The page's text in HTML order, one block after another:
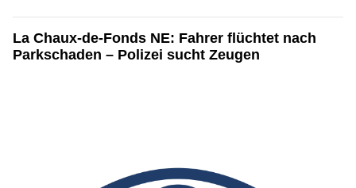
La Chaux-de-Fonds NE: Fahrer flüchtet nach
Parkschaden – Polizei sucht Zeugen